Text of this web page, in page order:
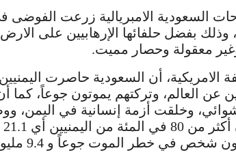
السعودية الامبريالية زرعت
وذلك بفضل حلفائها الإرهابيين على
معقولة وحصار مميت.
عن العالم، وتركتهم يموتون جوعاً، كما